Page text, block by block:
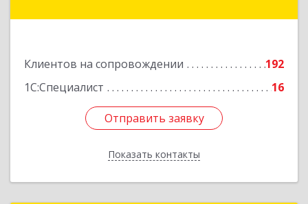
Клиентов на сопровождении
192
1С:Специалист
16
Отправить заявку
Показать контакты
Подробнее
Отправить заявку
Назад